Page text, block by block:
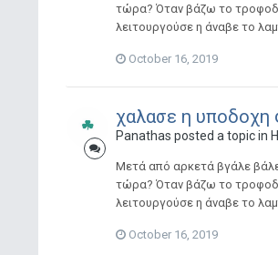
τώρα? Όταν βάζω το
λειτουργούσε η άναβε το
October 16, 2019
χαλασε η υποδοχη
Panathas posted a topic in
Μετά από αρκετά βγάλε
τώρα? Όταν βάζω το
λειτουργούσε η άναβε το
October 16, 2019